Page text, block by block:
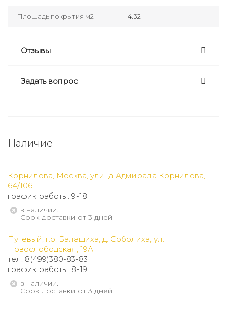
Площадь покрытия м2 4.32
Отзывы
Задать вопрос
Наличие
Корнилова, Москва, улица Адмирала Корнилова,
64/1061
график работы: 9-18
В наличии.
Срок доставки от 3 дней
Путевый, г.о. Балашиха, д. Соболиха, ул.
Новослободская, 19А
тел: 8(499)380-83-83
график работы: 8-19
В наличии.
Срок доставки от 3 дней